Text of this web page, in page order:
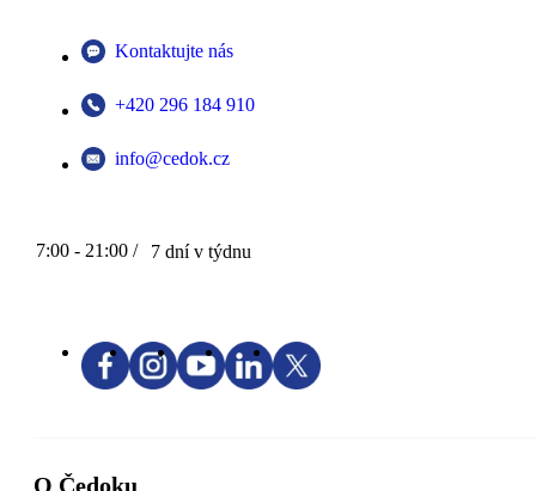
Kontaktujte nás
+420 296 184 910
info@cedok.cz
7:00 - 21:00 / 7 dní v týdnu
O Čedoku